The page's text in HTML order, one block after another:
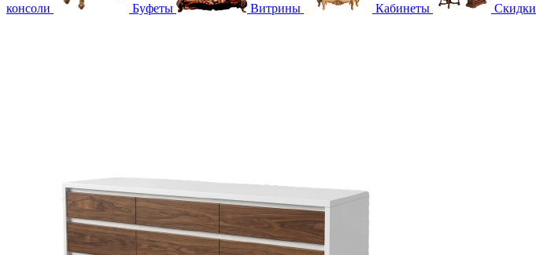
консоли Буфеты Витрины Кабинеты Скидки